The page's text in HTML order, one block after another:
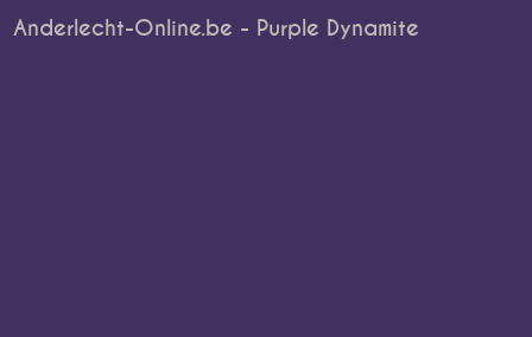
Anderlecht-Online.be - Purple Dynamite